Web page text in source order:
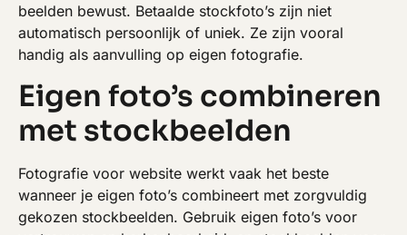
beelden bewust. Betaalde stockfoto’s zijn niet
automatisch persoonlijk of uniek. Ze zijn vooral
handig als aanvulling op eigen fotografie.
Eigen foto’s combineren
met stockbeelden
Fotografie voor website werkt vaak het beste
wanneer je eigen foto’s combineert met zorgvuldig
gekozen stockbeelden. Gebruik eigen foto’s voor